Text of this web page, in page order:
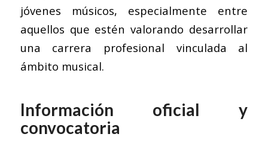
jóvenes músicos, especialmente entre
aquellos que estén valorando desarrollar
una carrera profesional vinculada al
ámbito musical.
Información oficial y
convocatoria